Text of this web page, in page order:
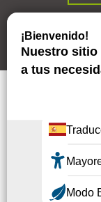
Avisos legales